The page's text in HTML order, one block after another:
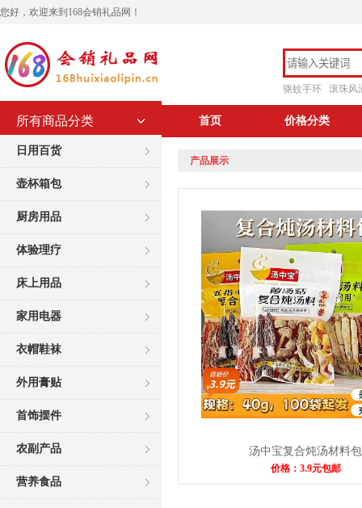
您好，欢迎来到168会销礼品网！
驱蚊手环 滚珠风
所有商品分类
日用百货
壶杯箱包
厨房用品
体验理疗
床上用品
家用电器
衣帽鞋袜
外用膏贴
首饰摆件
农副产品
营养食品
首页 价格分类
产品展示
汤中宝复合炖汤材料包
价格：3.9元包邮